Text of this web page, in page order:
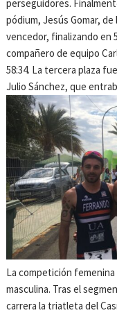
perseguidores.
pódium, Jesús Gomar,
vencedor, finalizando en
compañero de equipo
58:34. La tercera plaza
Julio Sánchez, que
La competición
masculina. Tras el
carrera la triatleta del